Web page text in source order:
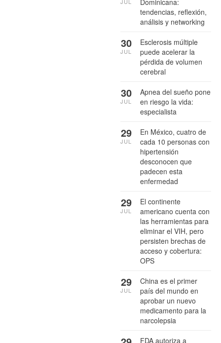
Dominicana:
tendencias, reflexión,
análisis y networking
Esclerosis múltiple
puede acelerar la
pérdida de volumen
cerebral
30
JUL
Apnea del sueño pone
en riesgo la vida:
especialista
30
JUL
En México, cuatro de
cada 10 personas con
hipertensión
desconocen que
padecen esta
enfermedad
29
JUL
El continente
americano cuenta con
las herramientas para
eliminar el VIH, pero
persisten brechas de
acceso y cobertura:
OPS
29
JUL
China es el primer
país del mundo en
aprobar un nuevo
medicamento para la
narcolepsia
29
JUL
FDA autoriza a